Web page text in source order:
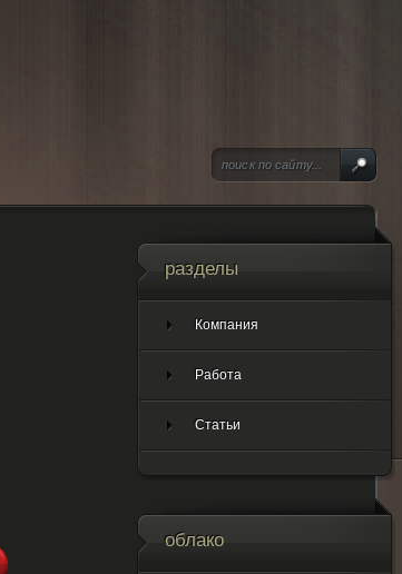
разделы
Компания
Работа
Статьи
облако